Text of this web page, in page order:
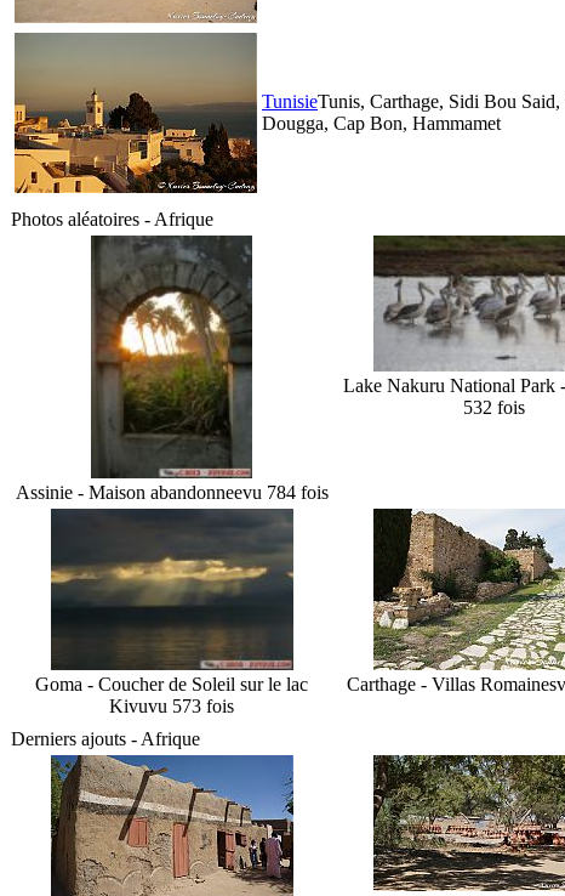
TunisieTunis, Carthage, Sidi Bou
Dougga, Cap Bon, Hammamet
Photos aléatoires - Afrique
Assinie - Maison abandonneevu 784 fois
Lake Nakuru National Park
532 fois
Goma - Coucher de Soleil sur le lac
Kivuvu 573 fois
Carthage - Villas Romaines
Derniers ajouts - Afrique